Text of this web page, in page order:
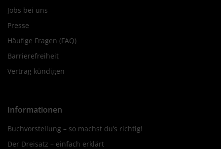
Jobs bei uns
Presse
Häufige Fragen (FAQ)
Barrierefreiheit
Vertrag kündigen
Informationen
Buchvorstellung – so machst du’s richtig!
Der Dreisatz – einfach erklärt